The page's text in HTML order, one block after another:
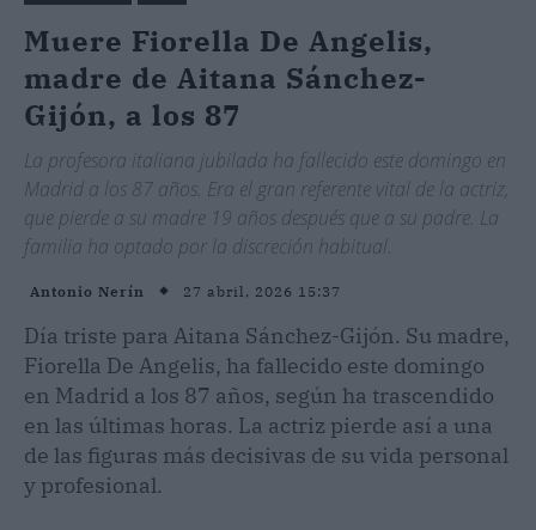
Muere Fiorella De Angelis,
madre de Aitana Sánchez-
Gijón, a los 87
La profesora italiana jubilada ha fallecido este domingo en
Madrid a los 87 años. Era el gran referente vital de la actriz,
que pierde a su madre 19 años después que a su padre. La
familia ha optado por la discreción habitual.
Antonio Nerín 27 abril, 2026 15:37
Día triste para Aitana Sánchez-Gijón. Su madre,
Fiorella De Angelis, ha fallecido este domingo
en Madrid a los 87 años, según ha trascendido
en las últimas horas. La actriz pierde así a una
de las figuras más decisivas de su vida personal
y profesional.